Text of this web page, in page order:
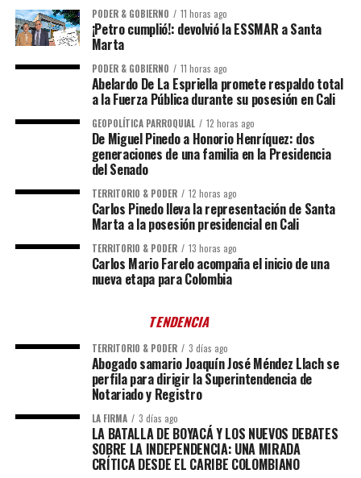
PODER & GOBIERNO 11 horas ago
¡Petro cumplió!: devolvió la ESSMAR a Santa
Marta
PODER & GOBIERNO 11 horas ago
Abelardo De La Espriella promete respaldo total
a la Fuerza Pública durante su posesión en Cali
GEOPOLÍTICA PARROQUIAL 12 horas ago
De Miguel Pinedo a Honorio Henríquez: dos
generaciones de una familia en la Presidencia
del Senado
TERRITORIO & PODER 12 horas ago
Carlos Pinedo lleva la representación de Santa
Marta a la posesión presidencial en Cali
TERRITORIO & PODER 13 horas ago
Carlos Mario Farelo acompaña el inicio de una
nueva etapa para Colombia
TENDENCIA
TERRITORIO & PODER 3 días ago
Abogado samario Joaquín José Méndez Llach se
perfila para dirigir la Superintendencia de
Notariado y Registro
LA FIRMA 3 días ago
LA BATALLA DE BOYACÁ Y LOS NUEVOS DEBATES
SOBRE LA INDEPENDENCIA: UNA MIRADA
CRÍTICA DESDE EL CARIBE COLOMBIANO